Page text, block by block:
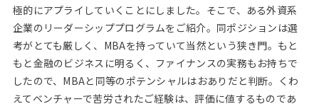
極的にアプライしていくことにしました。そこで、ある外資系
企業のリーダーシッププログラムをご紹介。同ポジションは選
考がとても厳しく、MBAを持っていて当然という狭き門。もと
もと金融のビジネスに明るく、ファイナンスの実務もお持ちで
したので、MBAと同等のポテンシャルはおありだと判断。くわ
えてベンチャーで苦労されたご経験は、評価に値するものであ